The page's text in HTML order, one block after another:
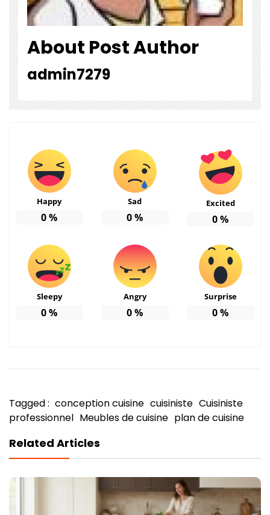
About Post Author
admin7279
Happy
0%
Sad
0%
Excited
0%
Sleepy
0%
Angry
0%
Surprise
0%
Tagged : conception cuisine cuisiniste Cuisiniste
professionnel Meubles de cuisine plan de cuisine
Related Articles